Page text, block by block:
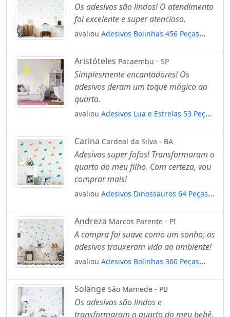
Os adesivos são lindos! O atendimento
foi excelente e super atencioso.
avaliou Adesivos Bolinhas 456 Peças
Mod:731
Aristóteles Pacaembu - SP
Simplesmente encantadores! Os
adesivos deram um toque mágico ao
quarto.
avaliou Adesivos Lua e Estrelas 53 Peças
Mod:586
Carina Cardeal da Silva - BA
Adesivos super fofos! Transformaram o
quarto do meu filho. Com certeza, vou
comprar mais!
avaliou Adesivos Dinossauros 64 Peças
Mod:441
Andreza Marcos Parente - PI
A compra foi suave como um sonho; os
adesivos trouxeram vida ao ambiente!
avaliou Adesivos Bolinhas 360 Peças
Mod:296
Solange São Mamede - PB
Os adesivos são lindos e
transformaram o quarto do meu bebê.